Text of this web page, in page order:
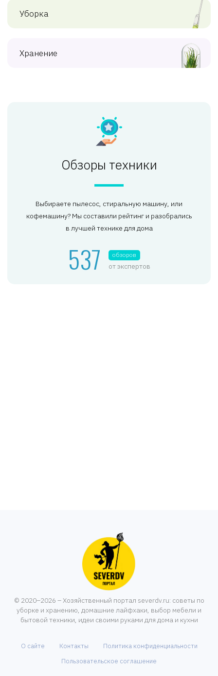
Уборка
Хранение
Обзоры техники
Выбираете пылесос, стиральную машину, или
кофемашину? Мы составили рейтинг и разобрались
в лучшей технике для дома
537 обзоров
от экспертов
© 2020–2026 – Хозяйственный портал severdv.ru: советы по
уборке и хранению, домашние лайфхаки, выбор мебели и
бытовой техники, идеи своими руками для дома и кухни
О сайте Контакты
Политика конфиденциальности
Пользовательское соглашение